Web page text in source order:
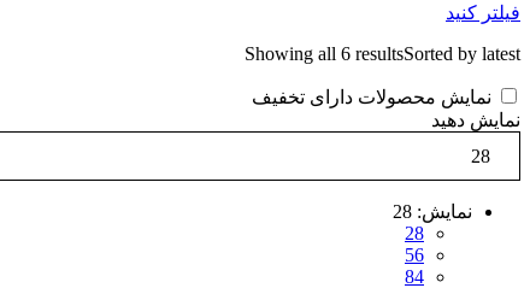
فیلتر کنید
Showing all 6 resultsSorted by latest
نمایش محصولات دارای تخفیف
نمایش دهید
نمایش: 28
28
56
84